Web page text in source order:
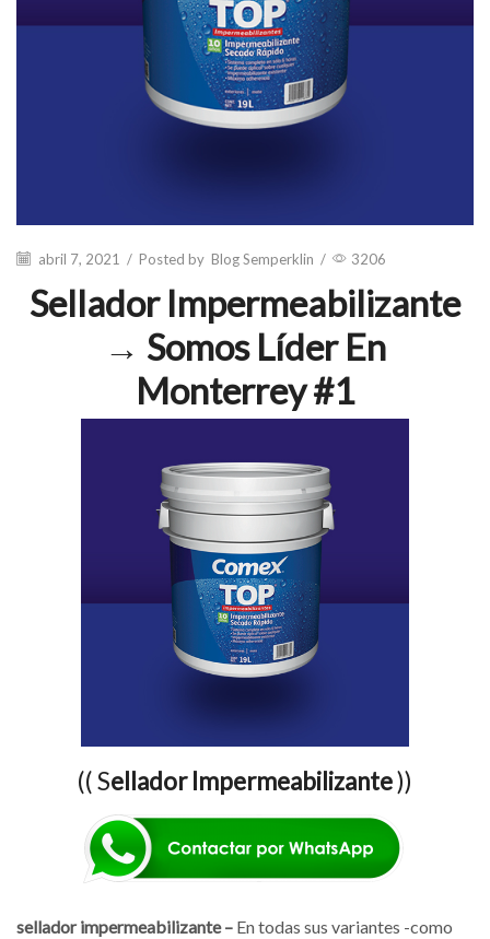
abril 7, 2021 / Posted by Blog Semperklin / 3206
Sellador Impermeabilizante
→ Somos Líder En
Monterrey #1
(( Sellador Impermeabilizante))
sellador impermeabilizante – En todas sus variantes -como